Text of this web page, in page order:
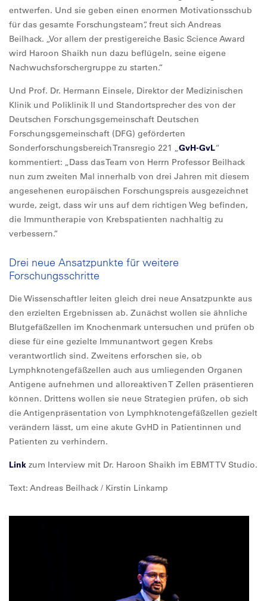
entwerfen. Und sie geben einen enormen Motivationsschub
für das gesamte Forschungsteam“, freut sich Andreas
Beilhack. „Vor allem der prestigereiche Basic Science Award
wird Haroon Shaikh nun dazu beflügeln, seine eigene
Nachwuchsforschergruppe zu starten.“
Und Prof. Dr. Hermann Einsele, Direktor der Medizinischen
Klinik und Poliklinik II und Standortsprecher des von der
Deutschen Forschungsgemeinschaft Deutschen
Forschungsgemeinschaft (DFG) geförderten
Sonderforschungsbereich Transregio 221 „GvH-GvL“
kommentiert: „Dass das Team von Herrn Professor Beilhack
nun zum zweiten Mal innerhalb von drei Jahren mit diesem
angesehenen europäischen Forschungspreis ausgezeichnet
wurde, zeigt, dass wir uns auf dem richtigen Weg befinden,
die Immuntherapie von Krebspatienten nachhaltig zu
verbessern.“
Drei neue Ansatzpunkte für weitere
Forschungsschritte
Die Wissenschaftler leiten gleich drei neue Ansatzpunkte aus
den erzielten Ergebnissen ab. Zunächst wollen sie ähnliche
Blutgefäßzellen im Knochenmark untersuchen und prüfen ob
diese für eine gezielte Immunantwort gegen Krebs
verantwortlich sind. Zweitens erforschen sie, ob
Lymphknotengefäßzellen auch aus umliegenden Organen
Antigene aufnehmen und alloreaktiven T Zellen präsentieren
können. Drittens wollen sie neue Strategien prüfen, ob sich
die Antigenpräsentation von Lymphknotengefäßzellen gezielt
verändern lässt, um eine akute GvHD in Patientinnen und
Patienten zu verhindern.
Link zum Interview mit Dr. Haroon Shaikh im EBMT TV Studio.
Text: Andreas Beilhack / Kirstin Linkamp